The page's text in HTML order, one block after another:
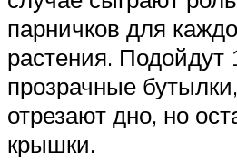
парничков для
растения. Подойдут
прозрачные
отрезают дно, но
крышки.